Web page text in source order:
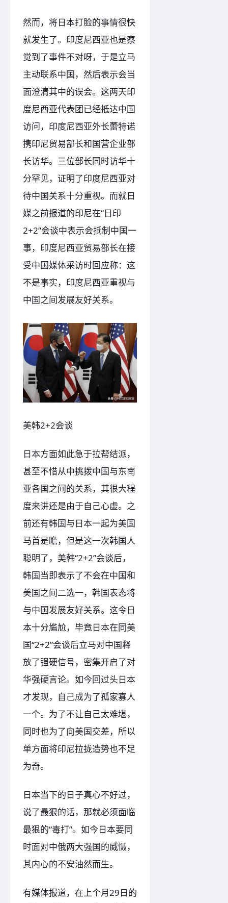
然而，将日本打脸的事情很快
就发生了。印度尼西亚也是察
觉到了事件不对呀，于是立马
主动联系中国，然后表示会当
面澄清其中的误会。这两天印
度尼西亚代表团已经抵达中国
访问，印度尼西亚外长蕾特诺
携印尼贸易部长和国营企业部
长访华。三位部长同时访华十
分罕见，证明了印度尼西亚对
待中国关系十分重视。而就日
媒之前报道的印尼在“日印
2+2”会谈中表示会抵制中国一
事，印度尼西亚贸易部长在接
受中国媒体采访时回应称：这
不是事实，印度尼西亚重视与
中国之间发展友好关系。
美韩2+2会谈
日本方面如此急于拉帮结派，
甚至不惜从中挑拨中国与东南
亚各国之间的关系，其很大程
度来讲还是由于自己心虚。之
前还有韩国与日本一起为美国
马首是瞻，但是这一次韩国人
聪明了，美韩“2+2”会谈后，
韩国当即表示了不会在中国和
美国之间二选一，韩国表态将
与中国发展友好关系。这令日
本十分尴尬，毕竟日本在同美
国“2+2”会谈后立马对中国释
放了强硬信号，密集开启了对
华强硬言论。如今回过头日本
才发现，自己成为了孤家寡人
一个。为了不让自己太难堪，
同时也为了向美国交差，所以
单方面将印尼拉拢造势也不足
为奇。
日本当下的日子真心不好过，
说了最狠的话，那就必须面临
最狠的“毒打”。如今日本要同
时面对中俄两大强国的威慑，
其内心的不安油然而生。
有媒体报道，在上个月29日的